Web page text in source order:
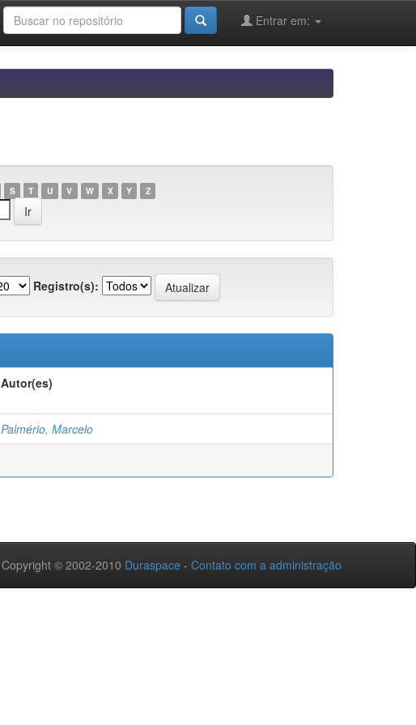
Entrar em:
S T U V W X Y Z
Registro(s):
Autor(es)
Palmério, Marcelo
Copyright © 2002-2010 Duraspace - Contato com a administração